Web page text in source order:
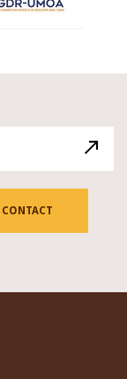
CONTACT